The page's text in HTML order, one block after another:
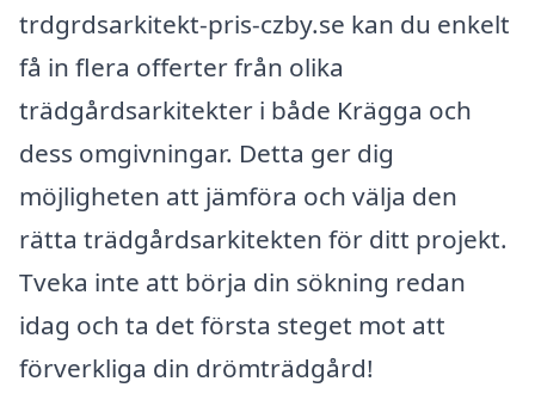
trdgrdsarkitekt-pris-czby.se kan du enkelt
få in flera offerter från olika
trädgårdsarkitekter i både Krägga och
dess omgivningar. Detta ger dig
möjligheten att jämföra och välja den
rätta trädgårdsarkitekten för ditt projekt.
Tveka inte att börja din sökning redan
idag och ta det första steget mot att
förverkliga din drömträdgård!